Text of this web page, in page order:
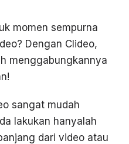
momen sempurna
Dengan Clideo,
menggabungkannya
sangat mudah
lakukan hanyalah
dari video atau